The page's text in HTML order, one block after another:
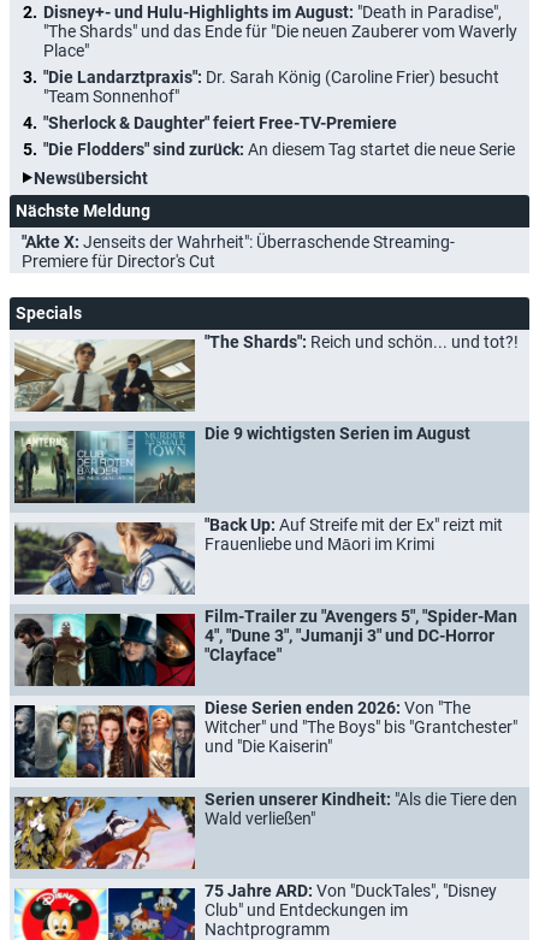
Disney+- und Hulu-Highlights im August: "Death in Paradise",
"The Shards" und das Ende für "Die neuen Zauberer vom Waverly
Place"
"Die Landarztpraxis": Dr. Sarah König (Caroline Frier) besucht
"Team Sonnenhof"
"Sherlock & Daughter" feiert Free-TV-Premiere
"Die Flodders" sind zurück: An diesem Tag startet die neue Serie
Newsübersicht
Nächste Meldung
"Akte X: Jenseits der Wahrheit": Überraschende Streaming-
Premiere für Director's Cut
Specials
"The Shards": Reich und schön... und tot?!
Die 9 wichtigsten Serien im August
"Back Up: Auf Streife mit der Ex" reizt mit
Frauenliebe und Māori im Krimi
Film-Trailer zu "Avengers 5", "Spider-Man
4", "Dune 3", "Jumanji 3" und DC-Horror
"Clayface"
Diese Serien enden 2026: Von "The
Witcher" und "The Boys" bis "Grantchester"
und "Die Kaiserin"
Serien unserer Kindheit: "Als die Tiere den
Wald verließen"
75 Jahre ARD: Von "DuckTales", "Disney
Club" und Entdeckungen im
Nachtprogramm